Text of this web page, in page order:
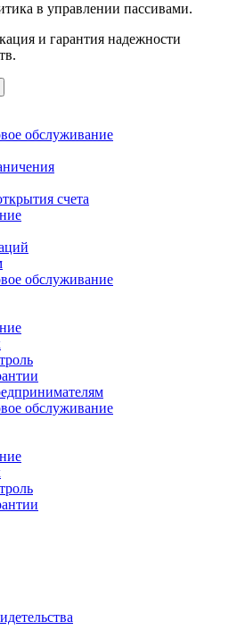
в управлении пассивами.
и гарантия надежности
обслуживание
счета
обслуживание
обслуживание